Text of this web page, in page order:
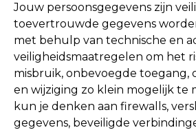
Jouw persoonsgegevens zijn
toevertrouwde gegevens
met behulp van technische en
veiligheidsmaatregelen om het
misbruik, onbevoegde toegang,
en wijziging zo klein mogelijk te
kun je denken aan firewalls,
gegevens, beveiligde